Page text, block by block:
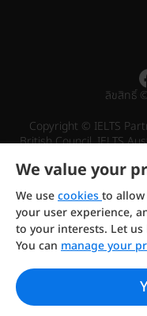
ลิขสิทธิ์
Copyright © IELTS
British Council, IELTS
Investors
Terms
We value your
We usecookiesto
your user experience,
to your interests. Let
You can manage your